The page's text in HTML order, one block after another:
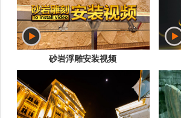
砂岩浮雕安装视频